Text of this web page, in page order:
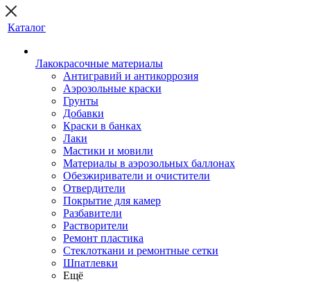
Каталог
Лакокрасочные материалы
Антигравий и антикоррозия
Аэрозольные краски
Грунты
Добавки
Краски в банках
Лаки
Мастики и мовили
Материалы в аэрозольных баллонах
Обезжириватели и очистители
Отвердители
Покрытие для камер
Разбавители
Растворители
Ремонт пластика
Стеклоткани и ремонтные сетки
Шпатлевки
Ещё